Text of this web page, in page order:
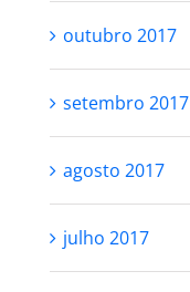
outubro 2017
setembro 2017
agosto 2017
julho 2017